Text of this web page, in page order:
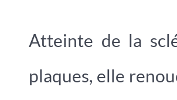
Atteinte de la
plaques, elle